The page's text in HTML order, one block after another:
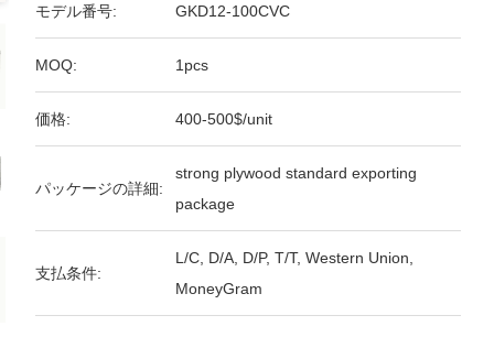
モデル番号: GKD12-100CVC
MOQ: 1pcs
価格: 400-500$/unit
パッケージの詳細:
strong plywood standard exporting
package
支払条件:
L/C, D/A, D/P, T/T, Western Union,
MoneyGram